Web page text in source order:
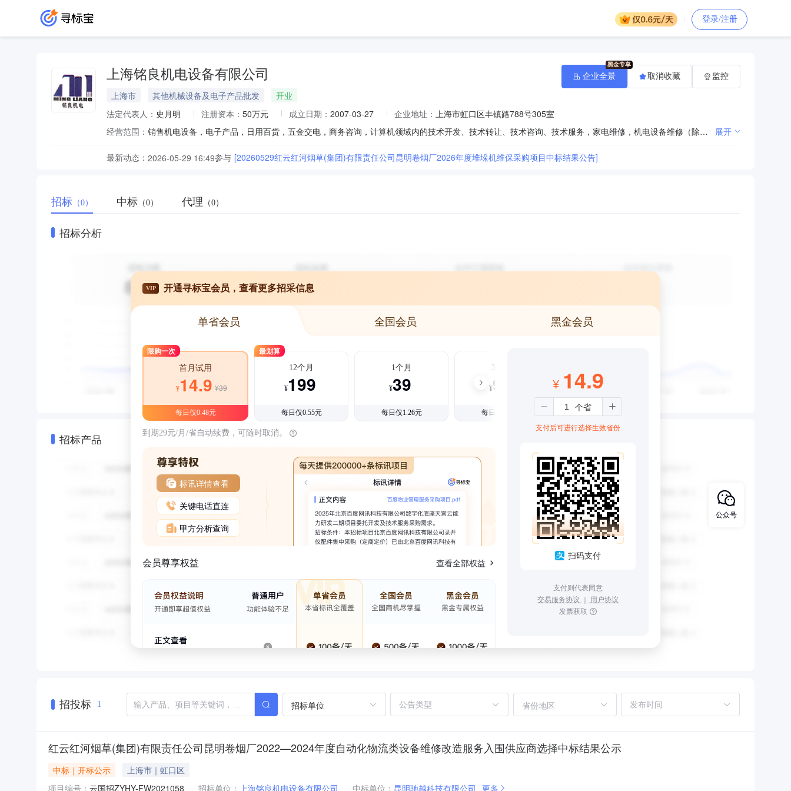
登录/注册
上海铭良机电设备有限公司
上海市 其他机械设备及电子产品批发
开业
法定代表人： 史月明 注册资本： 50万元 成立日期： 2007-03-27 企业地址： 上海市虹口区丰镇路788号305室
经营范围：
销售机电设备，电子产品，日用百货，五金交电，商务咨询，计算机领域内的技术开发、技术转让、技术咨询、技术服务，家电维修，机电设备维修（除特种）。 【依法须经批准的项目，经相关部门批准后方可开展经营活动】 展开
最新动态： 2026-05-29 16:49参与 [20260529红云红河烟草(集团)有限责任公司昆明卷烟厂2026年度堆垛机维保采购项目中标结果公告]
企业全景 取消收藏 监控
招标 （0） 中标 （0） 代理 （0）
招标分析
招标产品
VIP 开通寻标宝会员，查看更多招采信息
单省会员 全国会员 黑金会员
限购一次
首月试用
¥14.9 ¥39
每日仅0.48元
最划算
12个月
¥199
每日仅0.55元
1个月
¥39
每日仅1.26元
3个月
¥99
每日仅1.08元
到期29元/月/省自动续费，可随时取消。
标讯详情查看
关键电话直连
甲方分析查询
会员尊享权益 查看全部权益
¥ 14.9
支付后可进行选择生效省份
扫码支付
支付则代表同意
交易服务协议 ｜ 用户协议
发票获取
招投标 1 招标单位 省份地区
红云红河烟草(集团)有限责任公司昆明卷烟厂2022—2024年度自动化物流类设备维修改造服务入围供应商选择中标结果公示
中标｜开标公示
上海市｜虹口区
项目编号： 云国招ZYHY-FW2021058 招标单位： 上海铭良机电设备有限公司 中标单位： 昆明驰越科技有限公司 更多
公众号